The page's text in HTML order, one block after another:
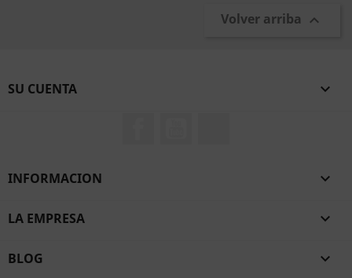
Volver arriba 
SU CUENTA 
INFORMACION 
LA EMPRESA 
BLOG 